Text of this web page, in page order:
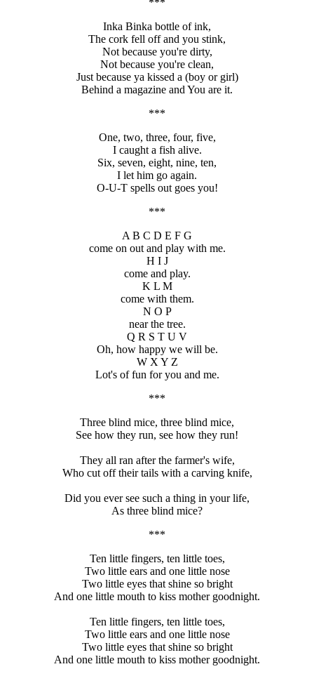
Inka Binka bottle of ink,
The cork fell off and you stink,
Not because you're dirty,
Not because you're clean,
Just because ya kissed a (boy or girl)
Behind a magazine and You are it.
***
One, two, three, four, five,
I caught a fish alive.
Six, seven, eight, nine, ten,
I let him go again.
O-U-T spells out goes you!
***
A B C D E F G
come on out and play with me.
H I J
come and play.
K L M
come with them.
N O P
near the tree.
Q R S T U V
Oh, how happy we will be.
W X Y Z
Lot's of fun for you and me.
***
Three blind mice, three blind mice,
See how they run, see how they run!
They all ran after the farmer's wife,
Who cut off their tails with a carving knife,
Did you ever see such a thing in your life,
As three blind mice?
***
Ten little fingers, ten little toes,
Two little ears and one little nose
Two little eyes that shine so bright
And one little mouth to kiss mother goodnight.
Ten little fingers, ten little toes,
Two little ears and one little nose
Two little eyes that shine so bright
And one little mouth to kiss mother goodnight.